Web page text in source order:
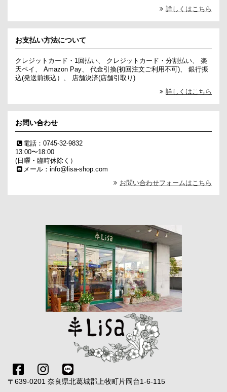
詳しくはこちら
お支払い方法について
クレジットカード・1回払い、 クレジットカード・分割払い、 楽
天ペイ、 Amazon Pay、 代金引換(初回注文ご利用不可)、 銀行振
込(発送前振込）、 店舗決済(店舗引取り)
詳しくはこちら
お問い合わせ
電話：0745-32-9832
13:00〜18:00
(日曜・臨時休除く）
メール：info@lisa-shop.com
お問い合わせフォームはこちら
〒639-0201 奈良県北葛城郡上牧町片岡台1-6-115